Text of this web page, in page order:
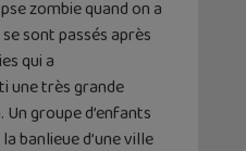
zombie quand on a
sont passés après
qui a
une très grande
groupe d’enfants
banlieue d’une ville